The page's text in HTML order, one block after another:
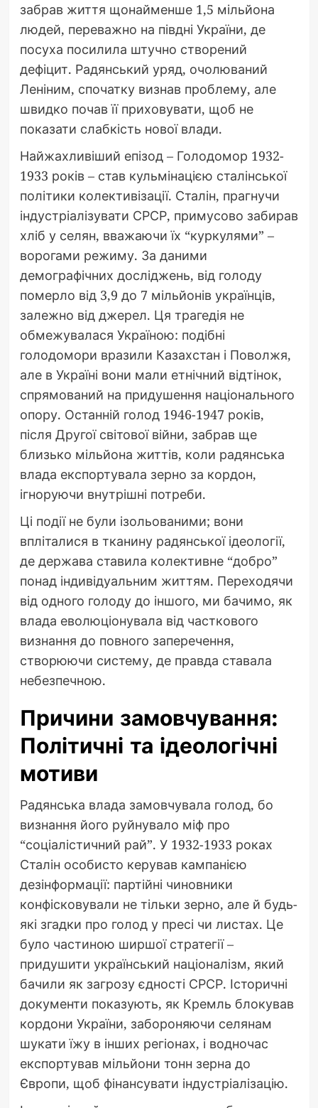
забрав життя щонайменше 1,5 мільйона
людей, переважно на півдні України, де
посуха посилила штучно створений
дефіцит. Радянський уряд, очолюваний
Леніним, спочатку визнав проблему, але
швидко почав її приховувати, щоб не
показати слабкість нової влади.
Найжахливіший епізод – Голодомор 1932-
1933 років – став кульмінацією сталінської
політики колективізації. Сталін, прагнучи
індустріалізувати СРСР, примусово забирав
хліб у селян, вважаючи їх “куркулями” –
ворогами режиму. За даними
демографічних досліджень, від голоду
померло від 3,9 до 7 мільйонів українців,
залежно від джерел. Ця трагедія не
обмежувалася Україною: подібні
голодомори вразили Казахстан і Поволжя,
але в Україні вони мали етнічний відтінок,
спрямований на придушення національного
опору. Останній голод 1946-1947 років,
після Другої світової війни, забрав ще
близько мільйона життів, коли радянська
влада експортувала зерно за кордон,
ігноруючи внутрішні потреби.
Ці події не були ізольованими; вони
впліталися в тканину радянської ідеології,
де держава ставила колективне “добро”
понад індивідуальним життям. Переходячи
від одного голоду до іншого, ми бачимо, як
влада еволюціонувала від часткового
визнання до повного заперечення,
створюючи систему, де правда ставала
небезпечною.
Причини замовчування:
Політичні та ідеологічні
мотиви
Радянська влада замовчувала голод, бо
визнання його руйнувало міф про
“соціалістичний рай”. У 1932-1933 роках
Сталін особисто керував кампанією
дезінформації: партійні чиновники
конфісковували не тільки зерно, але й будь-
які згадки про голод у пресі чи листах. Це
було частиною ширшої стратегії –
придушити український націоналізм, який
бачили як загрозу єдності СРСР. Історичні
документи показують, як Кремль блокував
кордони України, забороняючи селянам
шукати їжу в інших регіонах, і водночас
експортував мільйони тонн зерна до
Європи, щоб фінансувати індустріалізацію.